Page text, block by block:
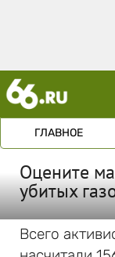
ГЛАВНОЕ
Оцените
убитых
Всего